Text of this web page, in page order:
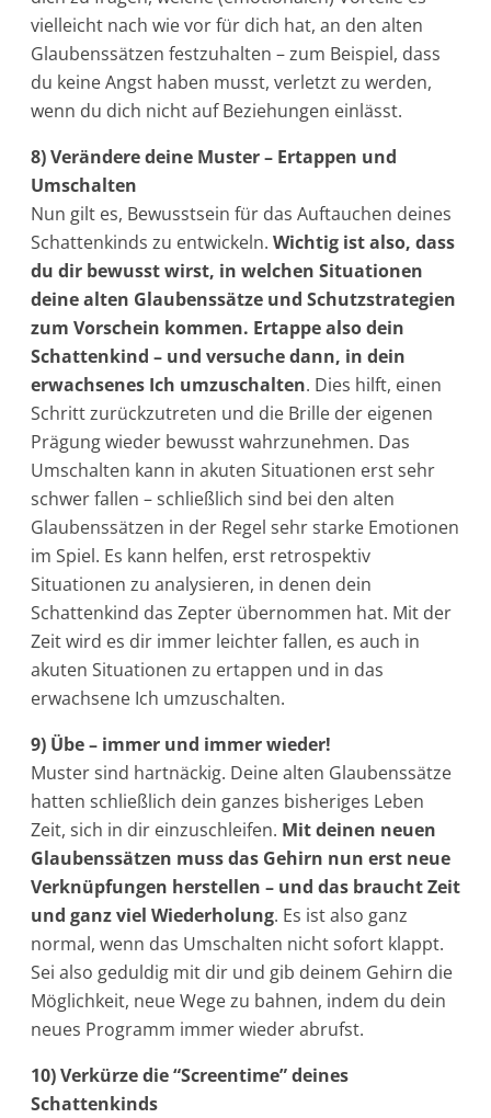
vielleicht nach wie vor für dich hat, an den alten
Glaubenssätzen festzuhalten – zum Beispiel, dass
du keine Angst haben musst, verletzt zu werden,
wenn du dich nicht auf Beziehungen einlässt.
8) Verändere deine Muster – Ertappen und
Umschalten
Nun gilt es, Bewusstsein für das Auftauchen deines
Schattenkinds zu entwickeln. Wichtig ist also, dass
du dir bewusst wirst, in welchen Situationen
deine alten Glaubenssätze und Schutzstrategien
zum Vorschein kommen. Ertappe also dein
Schattenkind – und versuche dann, in dein
erwachsenes Ich umzuschalten. Dies hilft, einen
Schritt zurückzutreten und die Brille der eigenen
Prägung wieder bewusst wahrzunehmen. Das
Umschalten kann in akuten Situationen erst sehr
schwer fallen – schließlich sind bei den alten
Glaubenssätzen in der Regel sehr starke Emotionen
im Spiel. Es kann helfen, erst retrospektiv
Situationen zu analysieren, in denen dein
Schattenkind das Zepter übernommen hat. Mit der
Zeit wird es dir immer leichter fallen, es auch in
akuten Situationen zu ertappen und in das
erwachsene Ich umzuschalten.
9) Übe – immer und immer wieder!
Muster sind hartnäckig. Deine alten Glaubenssätze
hatten schließlich dein ganzes bisheriges Leben
Zeit, sich in dir einzuschleifen. Mit deinen neuen
Glaubenssätzen muss das Gehirn nun erst neue
Verknüpfungen herstellen – und das braucht Zeit
und ganz viel Wiederholung. Es ist also ganz
normal, wenn das Umschalten nicht sofort klappt.
Sei also geduldig mit dir und gib deinem Gehirn die
Möglichkeit, neue Wege zu bahnen, indem du dein
neues Programm immer wieder abrufst.
10) Verkürze die “Screentime” deines
Schattenkinds